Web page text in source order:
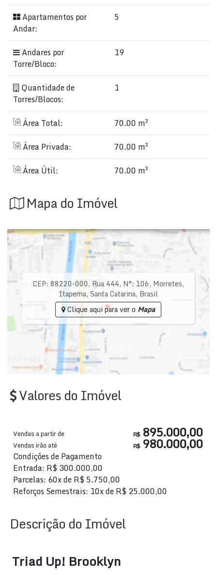
Apartamentos por
Andar:
5
Andares por
Torre/Bloco:
19
Quantidade de
Torres/Blocos:
1
Área Total:
70.00 m²
Área Privada:
70.00 m²
Área Útil:
70.00 m²
Mapa do Imóvel
CEP: 88220-000, Rua 444, N°: 106, Morretes,
Itapema, Santa Catarina, Brasil
Clique aqui para ver o Mapa
Valores do Imóvel
R$895.000,00
Vendas a partir de
R$980.000,00
Vendas irão até
Condições de Pagamento
Entrada: R$ 300.000,00
Parcelas: 60x de R$ 5.750,00
Reforços Semestrais: 10x de R$ 25.000,00
Descrição do Imóvel
Triad Up! Brooklyn